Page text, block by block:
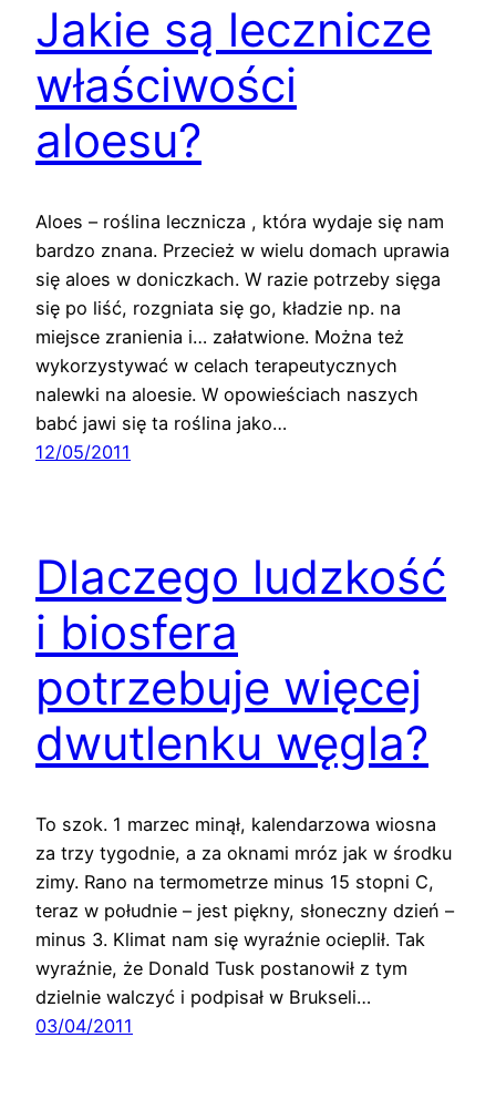
Jakie są lecznicze
właściwości
aloesu?
Aloes – roślina lecznicza , która wydaje się nam
bardzo znana. Przecież w wielu domach uprawia
się aloes w doniczkach. W razie potrzeby sięga
się po liść, rozgniata się go, kładzie np. na
miejsce zranienia i… załatwione. Można też
wykorzystywać w celach terapeutycznych
nalewki na aloesie. W opowieściach naszych
babć jawi się ta roślina jako…
12/05/2011
Dlaczego ludzkość
i biosfera
potrzebuje więcej
dwutlenku węgla?
To szok. 1 marzec minął, kalendarzowa wiosna
za trzy tygodnie, a za oknami mróz jak w środku
zimy. Rano na termometrze minus 15 stopni C,
teraz w południe – jest piękny, słoneczny dzień –
minus 3. Klimat nam się wyraźnie ocieplił. Tak
wyraźnie, że Donald Tusk postanowił z tym
dzielnie walczyć i podpisał w Brukseli…
03/04/2011